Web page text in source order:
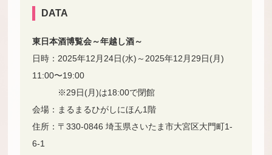
DATA
東日本酒博覧会～年越し酒～
日時：2025年12月24日(水)～2025年12月29日(月)
11:00〜19:00
※29日(月)は18:00で閉館
会場：まるまるひがしにほん1階
住所：〒330-0846 埼玉県さいたま市大宮区大門町1-
6-1